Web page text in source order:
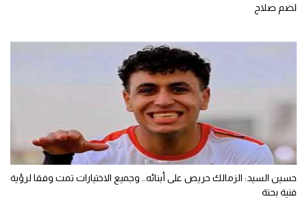
لضم صلاح
حسين السيد: الزمالك حريص على أبنائه.. وجميع الاختيارات تمت وفقا لرؤية
فنية بحتة